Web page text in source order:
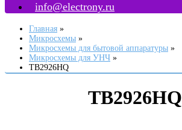
info@electrony.ru
Главная
Микросхемы
Микросхемы для бытовой аппаратуры
Микросхемы для УНЧ
TB2926HQ
TB2926HQ